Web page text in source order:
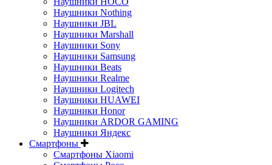
Наушники Nothing
Наушники JBL
Наушники Marshall
Наушники Sony
Наушники Samsung
Наушники Beats
Наушники Realme
Наушники Logitech
Наушники HUAWEI
Наушники Honor
Наушники ARDOR GAMING
Наушники Яндекс
Смартфоны
Смартфоны Xiaomi